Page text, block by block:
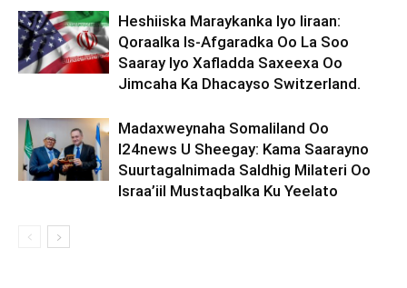
Heshiiska Maraykanka Iyo Iiraan:
Qoraalka Is-Afgaradka Oo La Soo
Saaray Iyo Xafladda Saxeexa Oo
Jimcaha Ka Dhacayso Switzerland.
Madaxweynaha Somaliland Oo
I24news U Sheegay: Kama Saarayno
Suurtagalnimada Saldhig Milateri Oo
Israa’iil Mustaqbalka Ku Yeelato